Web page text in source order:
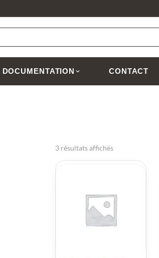
DOCUMENTATION CONTACT
3 résultats affichés